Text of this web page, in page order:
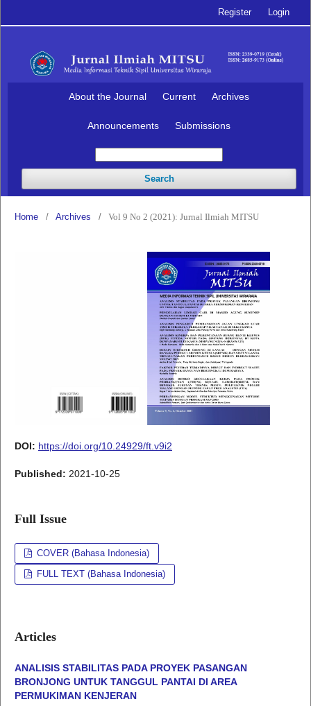
About the Journal Current Archives
Announcements Submissions
Search
Register Login
Home / Archives / Vol 9 No 2 (2021): Jurnal Ilmiah MITSU
DOI: https://doi.org/10.24929/ft.v9i2
Published: 2021-10-25
Full Issue
COVER (Bahasa Indonesia)
FULL TEXT (Bahasa Indonesia)
Articles
ANALISIS STABILITAS PADA PROYEK PASANGAN
BRONJONG UNTUK TANGGUL PANTAI DI AREA
PERMUKIMAN KENJERAN